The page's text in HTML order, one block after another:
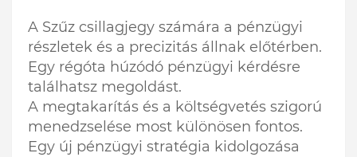
A Szűz csillagjegy számára a pénzügyi
részletek és a precizitás állnak előtérben.
Egy régóta húzódó pénzügyi kérdésre
találhatsz megoldást.
A megtakarítás és a költségvetés szigorú
menedzselése most különösen fontos.
Egy új pénzügyi stratégia kidolgozása